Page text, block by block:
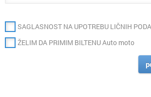
SAGLASNOST NA UPOTREBU LIČNIH
ŽELIM DA PRIMIM BILTENU Auto moto